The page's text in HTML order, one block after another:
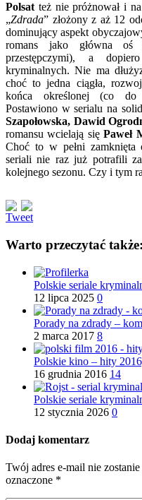
Polsat też nie próżnował i
„Zdrada” złożony z aż 12
dominujący aspekt
romans jako główna
przestępczymi), a
kryminalnych. Nie ma
choć to jedna ciągła,
końca określonej (co do
Postawiono w serialu na
Szapołowska, Dawid
romansu wcielają sięPaweł
Choć to w pełni zamknięta
seriali nie raz już potrafili
kolejnego sezonu. Czy i tym
Tweet
Warto przeczytać także:
Polskie seriale
12 lipca 2025 0
Porady na zdrady –
2 marca 2017 8
Polskie kino – hity
16 grudnia 2016 14
Polskie seriale
12 stycznia 2026 0
Dodaj komentarz
Twój adres e-mail nie
oznaczone *